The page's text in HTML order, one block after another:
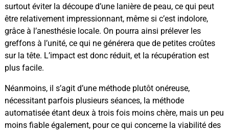
surtout éviter la découpe d’une lanière de peau, ce qui peut
être relativement impressionnant, même si c’est indolore,
grâce à l’anesthésie locale. On pourra ainsi prélever les
greffons à l’unité, ce qui ne générera que de petites croûtes
sur la tête. L’impact est donc réduit, et la récupération est
plus facile.
Néanmoins, il s’agit d’une méthode plutôt onéreuse,
nécessitant parfois plusieurs séances, la méthode
automatisée étant deux à trois fois moins chère, mais un peu
moins fiable également, pour ce qui concerne la viabilité des